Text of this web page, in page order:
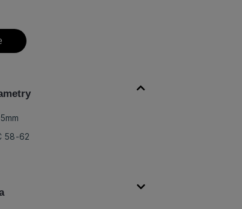
58-62